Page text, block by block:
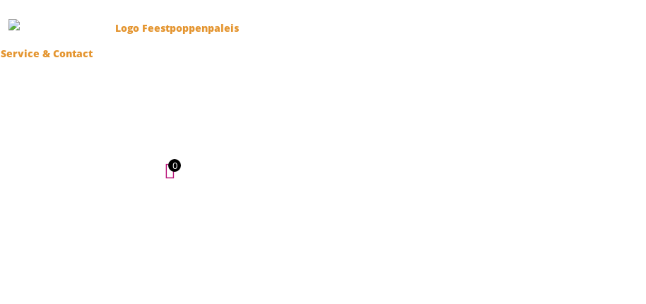
Service & Contact
0